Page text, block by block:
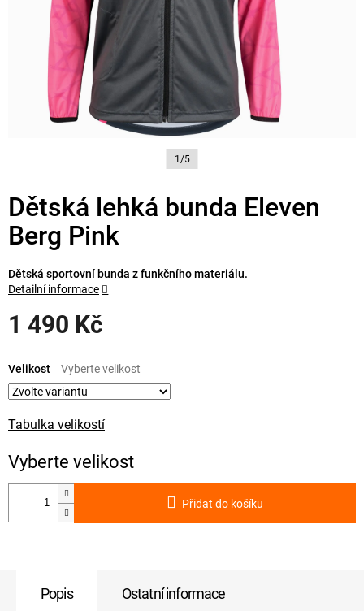
1/5
Dětská lehká bunda Eleven
Berg Pink
1 490 Kč
cena:
Tabulka velikostí
Velikost
Přidat do košíku
Dětská sportovní bunda z funkčního materiálu.
Detailní informace
Popis Ostatní informace